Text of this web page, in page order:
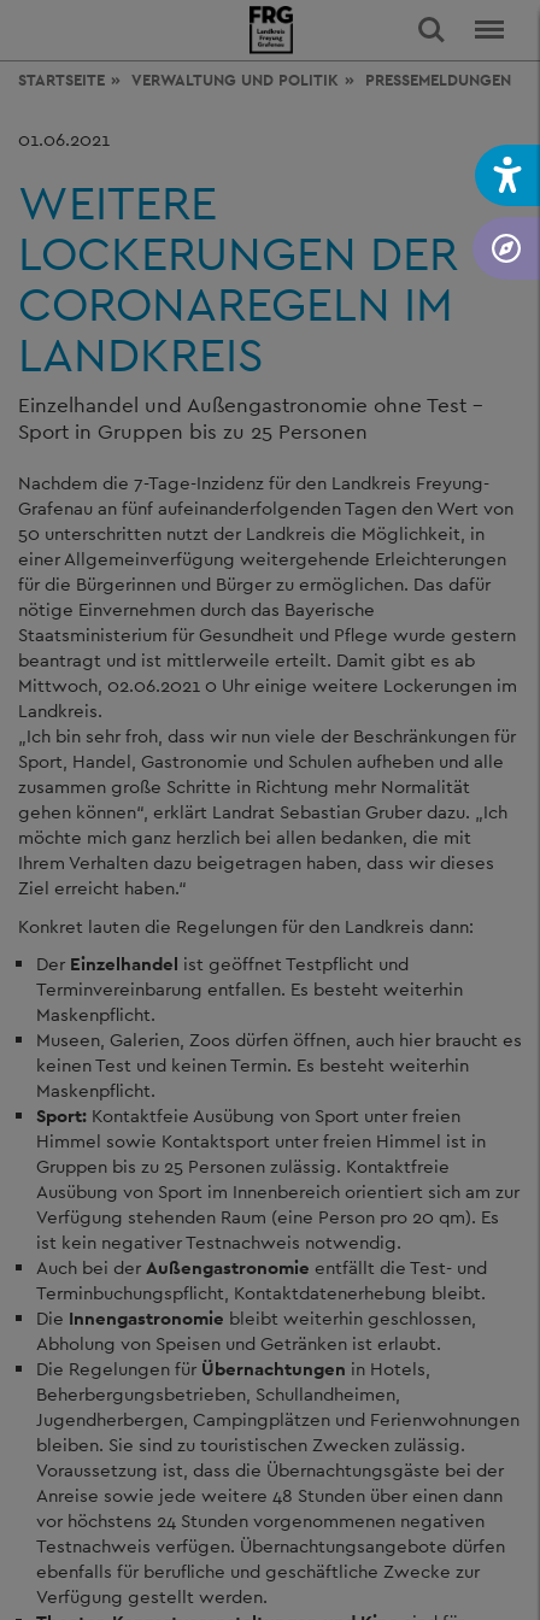
STARTSEITE VERWALTUNG UND POLITIK PRESSEMELDUNGEN
01.06.2021
WEITERE
LOCKERUNGEN DER
CORONAREGELN IM
LANDKREIS
Einzelhandel und Außengastronomie ohne Test –
Sport in Gruppen bis zu 25 Personen
Nachdem die 7-Tage-Inzidenz für den Landkreis Freyung-
Grafenau an fünf aufeinanderfolgenden Tagen den Wert von
50 unterschritten nutzt der Landkreis die Möglichkeit, in
einer Allgemeinverfügung weitergehende Erleichterungen
für die Bürgerinnen und Bürger zu ermöglichen. Das dafür
nötige Einvernehmen durch das Bayerische
Staatsministerium für Gesundheit und Pflege wurde gestern
beantragt und ist mittlerweile erteilt. Damit gibt es ab
Mittwoch, 02.06.2021 0 Uhr einige weitere Lockerungen im
Landkreis.
„Ich bin sehr froh, dass wir nun viele der Beschränkungen für
Sport, Handel, Gastronomie und Schulen aufheben und alle
zusammen große Schritte in Richtung mehr Normalität
gehen können“, erklärt Landrat Sebastian Gruber dazu. „Ich
möchte mich ganz herzlich bei allen bedanken, die mit
Ihrem Verhalten dazu beigetragen haben, dass wir dieses
Ziel erreicht haben.“
Konkret lauten die Regelungen für den Landkreis dann:
Der Einzelhandel ist geöffnet Testpflicht und
Terminvereinbarung entfallen. Es besteht weiterhin
Maskenpflicht.
Museen, Galerien, Zoos dürfen öffnen, auch hier braucht es
keinen Test und keinen Termin. Es besteht weiterhin
Maskenpflicht.
Sport: Kontaktfeie Ausübung von Sport unter freien
Himmel sowie Kontaktsport unter freien Himmel ist in
Gruppen bis zu 25 Personen zulässig. Kontaktfreie
Ausübung von Sport im Innenbereich orientiert sich am zur
Verfügung stehenden Raum (eine Person pro 20 qm). Es
ist kein negativer Testnachweis notwendig.
Auch bei der Außengastronomie entfällt die Test- und
Terminbuchungspflicht, Kontaktdatenerhebung bleibt.
Die Innengastronomie bleibt weiterhin geschlossen,
Abholung von Speisen und Getränken ist erlaubt.
Die Regelungen für Übernachtungen in Hotels,
Beherbergungsbetrieben, Schullandheimen,
Jugendherbergen, Campingplätzen und Ferienwohnungen
bleiben. Sie sind zu touristischen Zwecken zulässig.
Voraussetzung ist, dass die Übernachtungsgäste bei der
Anreise sowie jede weitere 48 Stunden über einen dann
vor höchstens 24 Stunden vorgenommenen negativen
Testnachweis verfügen. Übernachtungsangebote dürfen
ebenfalls für berufliche und geschäftliche Zwecke zur
Verfügung gestellt werden.